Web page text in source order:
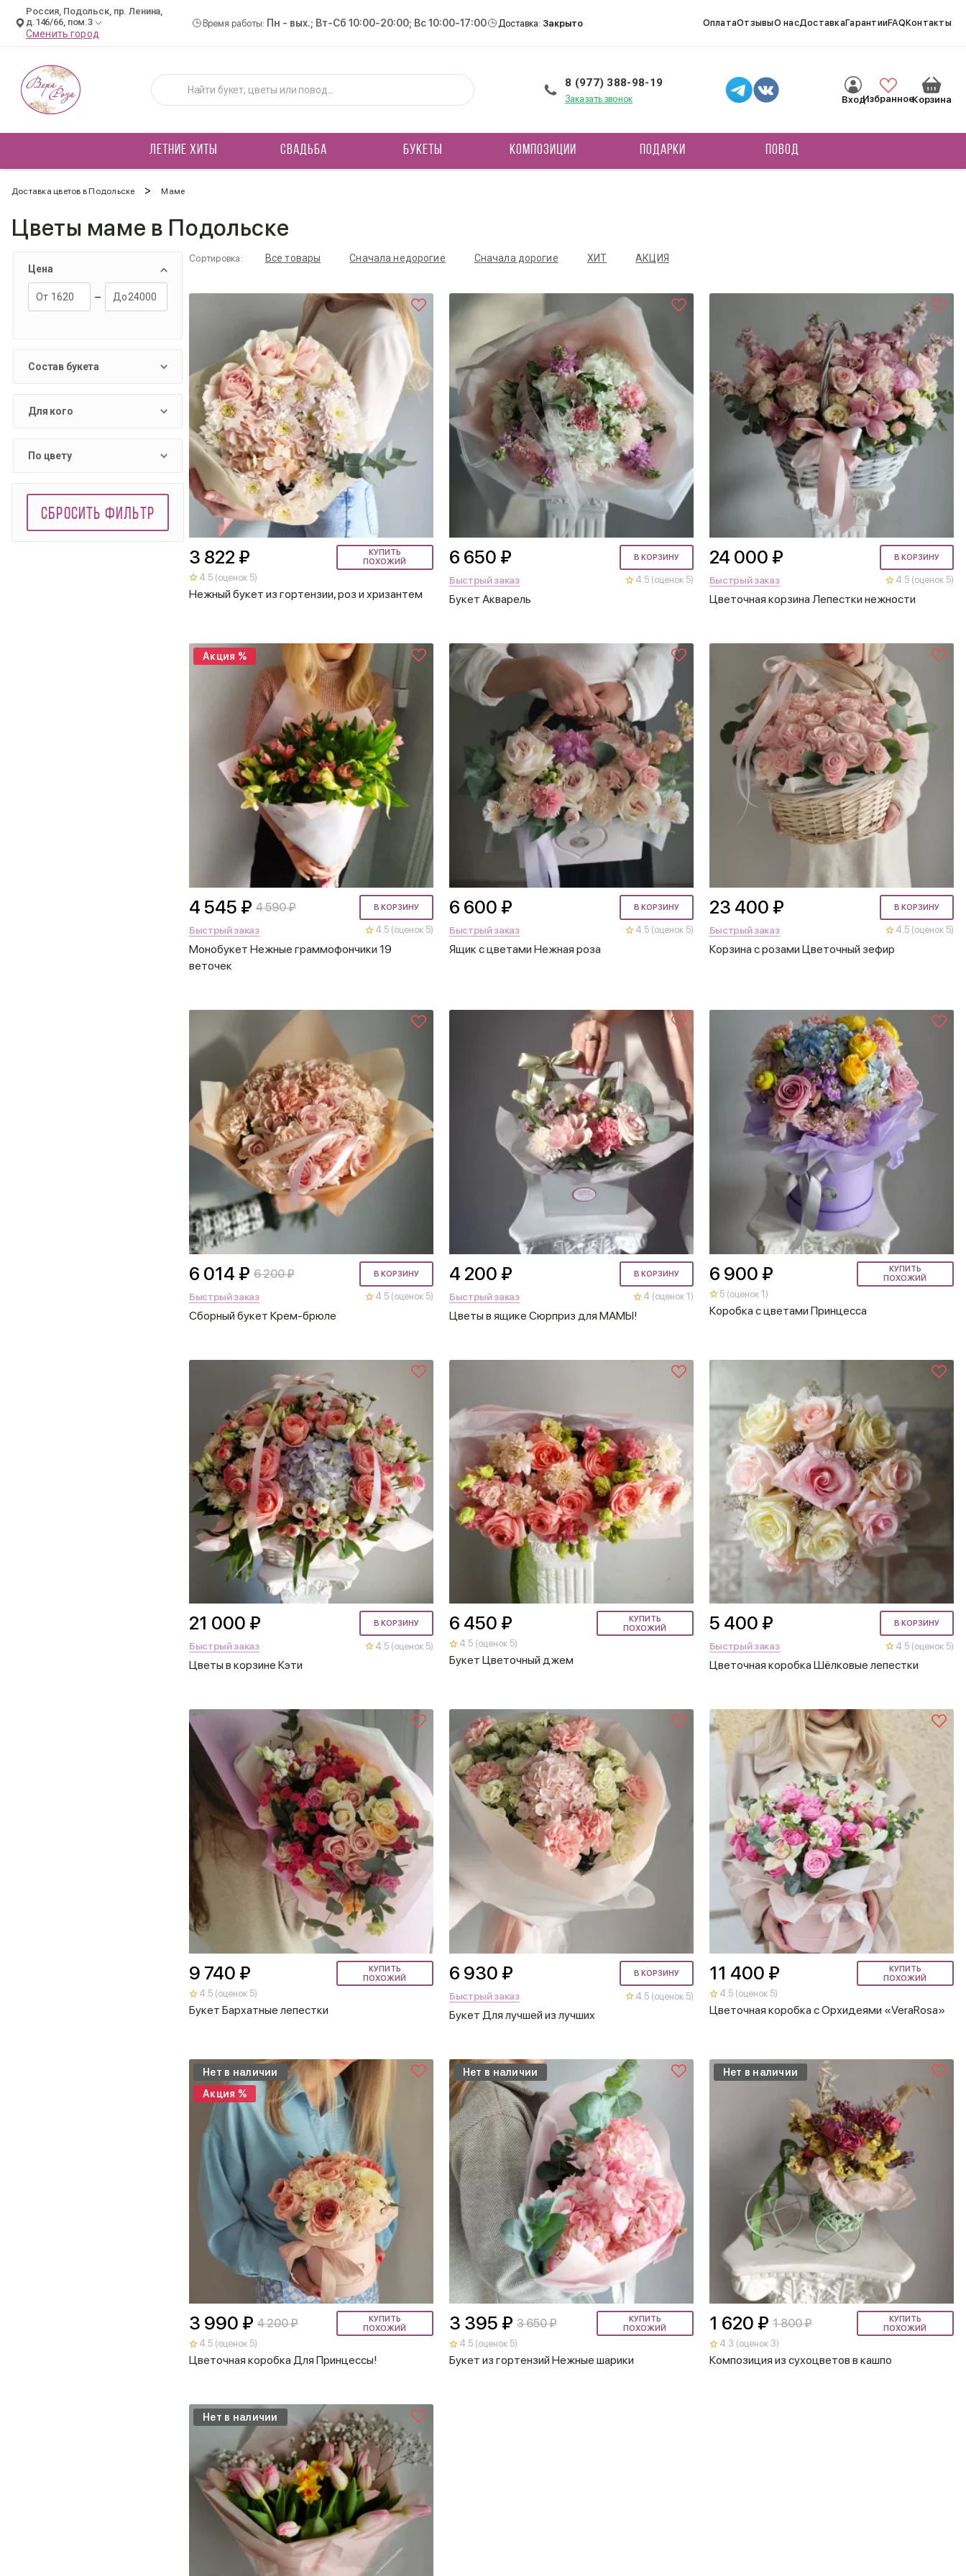
Россия, Подольск, пр. Ленина,
д.146/66, пом.3
Сменить город
Время работы: Пн - вых.; Вт-Сб 10:00-20:00; Вс 10:00-17:00 Доставка: Закрыто ОплатаОтзывыО насДоставкаГарантииFAQКонтакты
8 (977) 388-98-19
Заказать звонок ВходИзбранноеКорзина
ЛЕТНИЕ ХИТЫ СВАДЬБА БУКЕТЫ КОМПОЗИЦИИ ПОДАРКИ ПОВОД
Доставка цветов в Подольске > Маме
Цветы маме в Подольске
Цена
Состав букета
Для кого
По цвету
СБРОСИТЬ ФИЛЬТР
Сортировка: Все товары Сначала недорогие Сначала дорогие ХИТ АКЦИЯ
3 822 ₽
КУПИТЬ
ПОХОЖИЙ
4.5 (оценок 5)
Нежный букет из гортензии, роз и хризантем
6 650 ₽ В КОРЗИНУ
Быстрый заказ 4.5 (оценок 5)
Букет Акварель
24 000 ₽ В КОРЗИНУ
Быстрый заказ 4.5 (оценок 5)
Цветочная корзина Лепестки нежности
Акция %
4 545 ₽ 4 590 ₽ В КОРЗИНУ
Быстрый заказ 4.5 (оценок 5)
Монобукет Нежные граммофончики 19
веточек
6 600 ₽ В КОРЗИНУ
Быстрый заказ 4.5 (оценок 5)
Ящик с цветами Нежная роза
23 400 ₽ В КОРЗИНУ
Быстрый заказ 4.5 (оценок 5)
Корзина с розами Цветочный зефир
6 014 ₽ 6 200 ₽ В КОРЗИНУ
Быстрый заказ 4.5 (оценок 5)
Сборный букет Крем-брюле
4 200 ₽ В КОРЗИНУ
Быстрый заказ 4 (оценок 1)
Цветы в ящике Сюрприз для МАМЫ!
6 900 ₽
КУПИТЬ
ПОХОЖИЙ
5 (оценок 1)
Коробка с цветами Принцесса
21 000 ₽ В КОРЗИНУ
Быстрый заказ 4.5 (оценок 5)
Цветы в корзине Кэти
6 450 ₽
КУПИТЬ
ПОХОЖИЙ
4.5 (оценок 5)
Букет Цветочный джем
5 400 ₽ В КОРЗИНУ
Быстрый заказ 4.5 (оценок 5)
Цветочная коробка Шёлковые лепестки
9 740 ₽
КУПИТЬ
ПОХОЖИЙ
4.5 (оценок 5)
Букет Бархатные лепестки
6 930 ₽ В КОРЗИНУ
Быстрый заказ 4.5 (оценок 5)
Букет Для лучшей из лучших
11 400 ₽
КУПИТЬ
ПОХОЖИЙ
4.5 (оценок 5)
Цветочная коробка с Орхидеями «VeraRosa»
Нет в наличии
Акция %
3 990 ₽ 4 200 ₽
КУПИТЬ
ПОХОЖИЙ
4.5 (оценок 5)
Цветочная коробка Для Принцессы!
Нет в наличии
3 395 ₽ 3 650 ₽
КУПИТЬ
ПОХОЖИЙ
4.5 (оценок 5)
Букет из гортензий Нежные шарики
Нет в наличии
1 620 ₽ 1 800 ₽
КУПИТЬ
ПОХОЖИЙ
4.3 (оценок 3)
Композиция из сухоцветов в кашпо
Нет в наличии